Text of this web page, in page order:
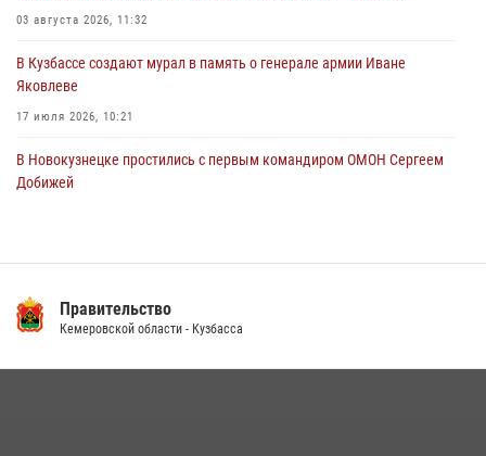
03 августа 2026, 11:32
В Кузбассе создают мурал в память о генерале армии Иване
Яковлеве
17 июля 2026, 10:21
В Новокузнецке простились с первым командиром ОМОН Сергеем
Добижей
14 июля 2026, 08:52 1
Правительство
Кемеровской области - Кузбасса